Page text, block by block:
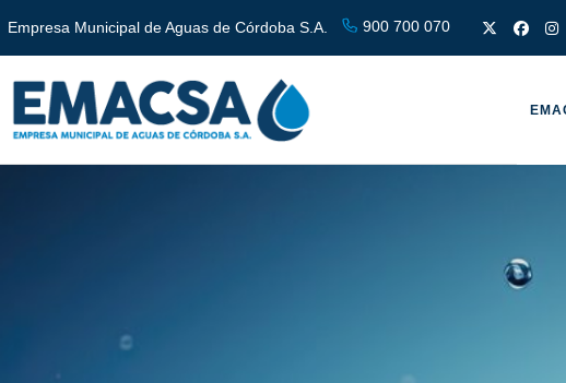
Empresa Municipal de Aguas de Córdoba S.A. 900 700 070